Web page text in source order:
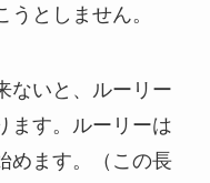
としません。
ないと、ルーリー
ます。ルーリーは
めます。（この長